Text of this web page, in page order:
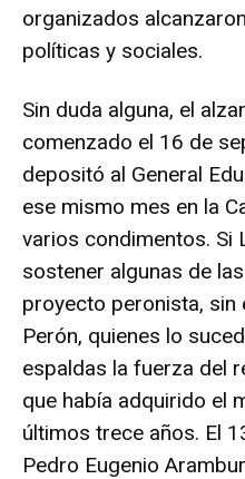
organizados
políticas y sociales.
Sin duda alguna, el
comenzado el 16 de
depositó al General
ese mismo mes en la
varios condimentos. Si
sostener algunas de
proyecto peronista, sin
Perón, quienes lo
espaldas la fuerza del
que había adquirido el
últimos trece años. El
Pedro Eugenio